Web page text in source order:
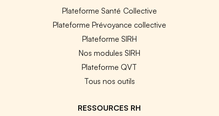
Plateforme Santé Collective
Plateforme Prévoyance collective
Plateforme SIRH
Nos modules SIRH
Plateforme QVT
Tous nos outils
RESSOURCES RH